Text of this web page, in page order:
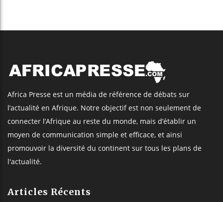
Africa Presse est un média de référence de débats sur
l’actualité en Afrique. Notre objectif est non seulement de
connecter l’Afrique au reste du monde, mais d’établir un
moyen de communication simple et efficace, et ainsi
promouvoir la diversité du continent sur tous les plans de
l'actualité.
Articles Récents